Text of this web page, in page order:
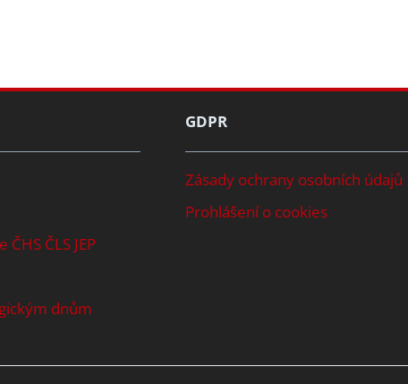
ČLS JEP
dnům
GDPR
Zásady ochrany osobních údajů
Prohlášení o cookies